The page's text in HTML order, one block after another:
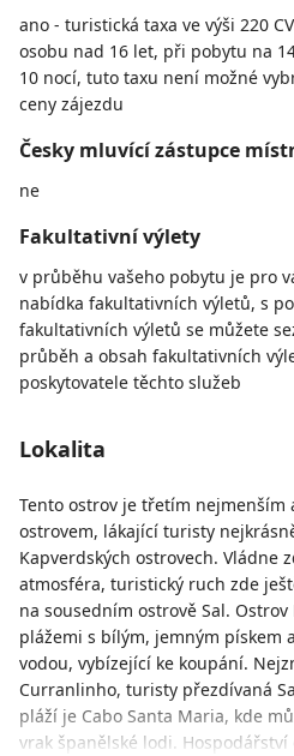
ano - turistická taxa ve výši 220
osobu nad 16 let, při pobytu na
10 nocí, tuto taxu není možné
ceny zájezdu
Česky mluvící zástupce
ne
Fakultativní výlety
v průběhu vašeho pobytu je pro
nabídka fakultativních výletů, s
fakultativních výletů se můžete
průběh a obsah fakultativních
poskytovatele těchto služeb
Lokalita
Tento ostrov je třetím nejmenším
ostrovem, lákající turisty
Kapverdských ostrovech. Vládne
atmosféra, turistický ruch zde
na sousedním ostrově Sal. Ostrov
plážemi s bílým, jemným pískem
vodou, vybízející ke koupání.
Curranlinho, turisty přezdívaná
pláží je Cabo Santa Maria, kde
vrak španělské lodi. Hospodářství